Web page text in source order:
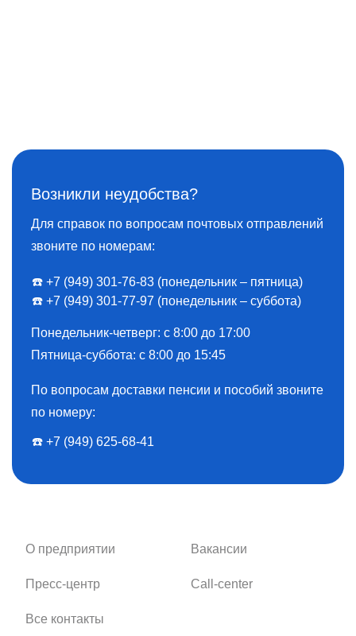
Возникли неудобства?
Для справок по вопросам почтовых отправлений
звоните по номерам:
☎️ +7 (949) 301-76-83 (понедельник – пятница)
☎️ +7 (949) 301-77-97 (понедельник – суббота)
Понедельник-четверг: с 8:00 до 17:00
Пятница-суббота: с 8:00 до 15:45
По вопросам доставки пенсии и пособий звоните
по номеру:
☎️ ️+7 (949) 625-68-41
О предприятии Вакансии
Пресс-центр Call-center
Все контакты